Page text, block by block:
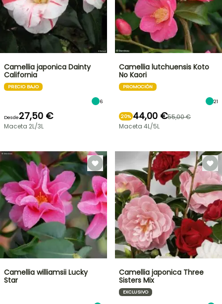
Camellia japonica Dainty
California
PRECIO BAJO
6
Desde27,50 €
Maceta 2L/3L
Camellia lutchuensis Koto
No Kaori
PROMOCIÓN
21
20% 44,00 €55,00 €
Maceta 4L/5L
Camellia williamsii Lucky
Star
Camellia japonica Three
Sisters Mix
EXCLUSIVO